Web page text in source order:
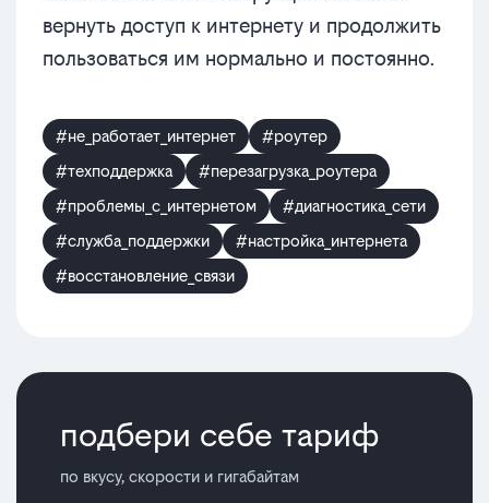
вернуть доступ к интернету и продолжить
пользоваться им нормально и постоянно.
#не_работает_интернет
#роутер
#техподдержка
#перезагрузка_роутера
#проблемы_с_интернетом
#диагностика_сети
#служба_поддержки
#настройка_интернета
#восстановление_связи
подбери себе тариф
по вкусу, скорости и гигабайтам